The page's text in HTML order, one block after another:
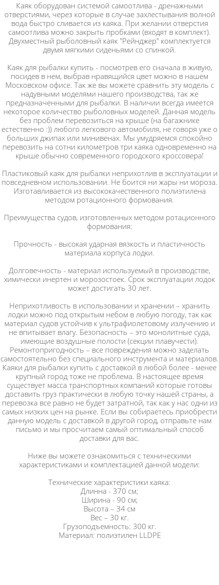
Каяк оборудован системой самоотлива - дренажными
отверстиями, через которые в случае захлестывания волной
вода быстро сливается из каяка. При желании отверстия
самоотлива можно закрыть пробками (входят в комплект).
Двухместный рыболовный каяк "Рейнджер" комплектуется
двумя мягкими сиденьями со спинкой.
Каяк для рыбалки купить - посмотрев его сначала в живую,
посидев в нем, выбрав нравящийся цвет можно в нашем
Московском офисе. Так же вы можете сравнить эту модель с
надувными моделями нашего производства, так же
предназначенными для рыбалки. В наличии всегда имеется
некоторое количество рыболовных моделей. Данная модель
без проблем перевозиться на крыше (на багажнике
естественно :)) любого легкового автомобиля, не говоря уже о
больших джипах или минивенах. Мы умудряемся спокойно
перевозить на сотни километров три каяка одновременно на
крыше обычно современного городского кроссовера!
Пластиковый каяк для рыбалки неприхотлив в эксплуатации и
повседневном использовании. Не боится ни жары ни мороза.
Изготавливается из высококачественного полиэтилена
методом ротационного формования.
Преимущества судов, изготовленных методом ротационного
формования:
Прочность - высокая ударная вязкость и пластичность
материала корпуса лодки.
Долговечность - материал используемый в производстве,
химически инертен и морозостоек. Срок эксплуатации лодок
может достигать 30 лет.
Неприхотливость в использовании и хранении – хранить
лодки можно под открытым небом в любую погоду, так как
материал судов устойчив к ультрафиолетовому излучению и
не впитывает влагу. Безопасность – это монолитные суда,
имеющие воздушные полости (секции плавучести).
Ремонтопригодность – все повреждения можно заделать
самостоятельно без специального инструмента и материалов.
Каяки для рыбалки купить с доставкой в любой более - менее
крупный город тоже не проблема. В настоящее время
существует масса транспортных компаний которые готовы
доставить груз практически в любую точку нашей страны, а
перевозка все равно не будет затратной, так как у нас одни из
самых низких цен на рынке. Если вы собираетесь приобрести
данную модель с доставкой в другой город, отправьте нам
письмо и мы просчитаем самый оптимальный способ
доставки для вас.
Ниже вы можете ознакомиться с техническими
характеристиками и комплектацией данной модели:
Технические характеристики каяка:
Длинна - 370 см;
Ширина - 90 см;
Высота – 34 см
Вес – 30 кг.
Грузоподъемность: 300 кг.
Материал: полиэтилен LLDPE